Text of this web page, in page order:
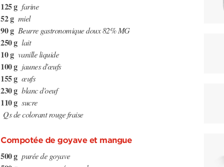
125 g farine
52 g miel
90 g Beurre gastronomique doux 82% MG
250 g lait
10 g vanille liquide
100 g jaunes d'œufs
155 g œufs
230 g blanc d'oeuf
110 g sucre
Qs de colorant rouge fraise
Compotée de goyave et mangue
500 g purée de goyave